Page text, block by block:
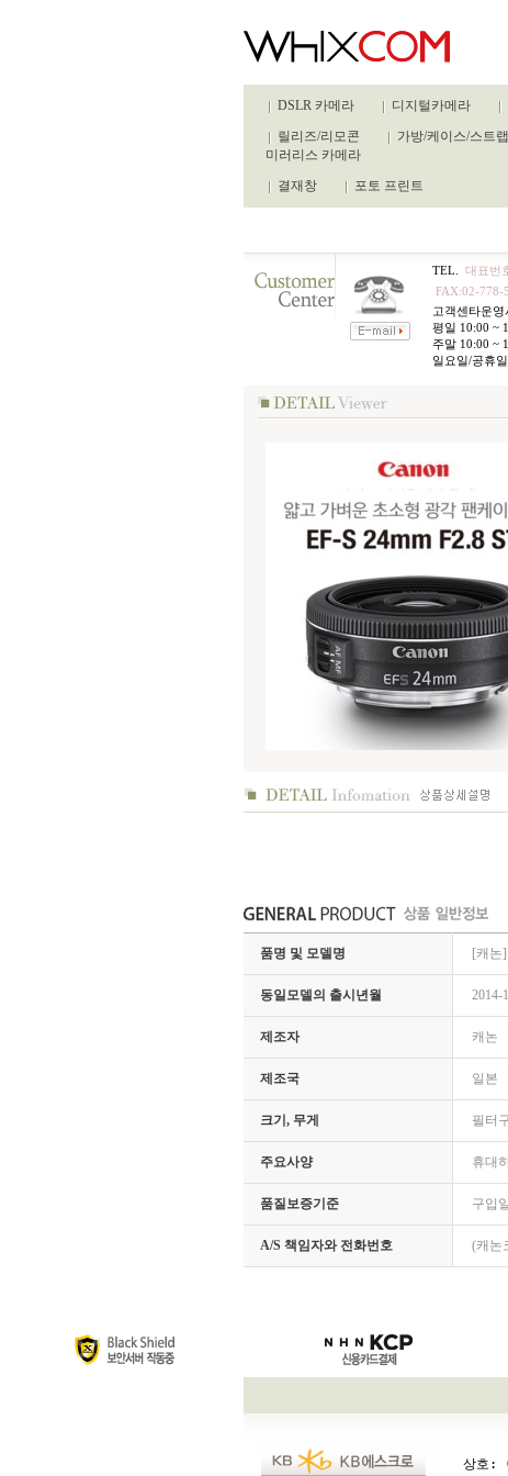
DSLR 카메라 디지털카메라
릴리즈/리모콘
가방/케이스/스트랩
미러리스 카메라
결재창
포토 프린트
TEL.
대표번
FAX:02-778-
고객센타운영
평일 10:00 ~
주말 10:00 ~
일요일/공휴
품명 및 모델명 [캐논
동일모델의 출시년월 2014-
제조자 캐논
제조국 일본
크기, 무게 필터
주요사양 휴대
품질보증기준 구입
A/S 책임자와 전화번호 (캐논
상호: